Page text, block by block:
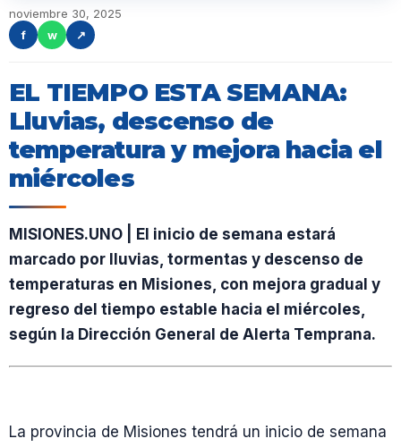
noviembre 30, 2025
f
w ↗
EL TIEMPO ESTA SEMANA:
Lluvias, descenso de
temperatura y mejora hacia el
miércoles
MISIONES.UNO | El inicio de semana estará
marcado por lluvias, tormentas y descenso de
temperaturas en Misiones, con mejora gradual y
regreso del tiempo estable hacia el miércoles,
según la Dirección General de Alerta Temprana.
La provincia de Misiones tendrá un inicio de semana